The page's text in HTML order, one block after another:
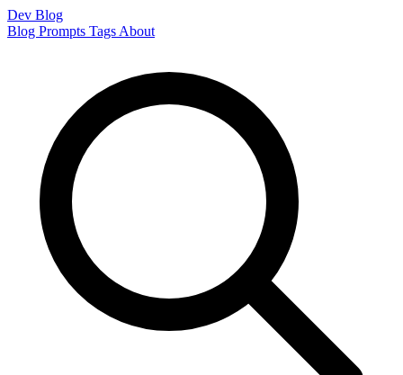
Dev Blog
Blog Prompts Tags About